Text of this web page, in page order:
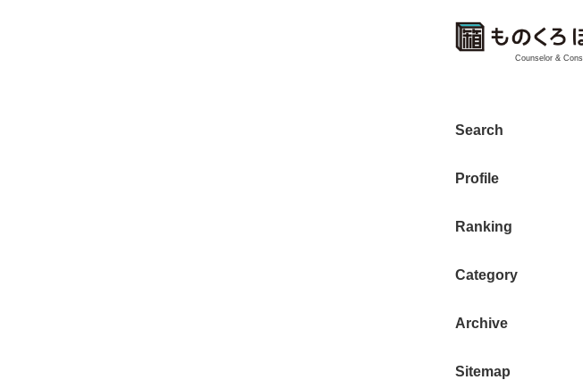
Counselor &
Search
Profile
Ranking
Category
Archive
Sitemap
LCCの機
っ』とア
クを探し
者
大東 信仁（ものく
先日、LCCの
超えていました
た。